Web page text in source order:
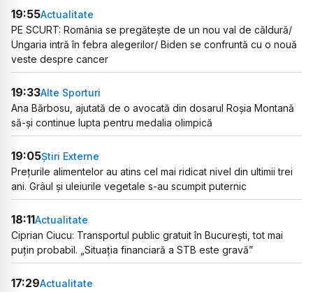
19:55Actualitate
PE SCURT: România se pregătește de un nou val de căldură/
Ungaria intră în febra alegerilor/ Biden se confruntă cu o nouă
veste despre cancer
19:33Alte Sporturi
Ana Bărbosu, ajutată de o avocată din dosarul Roșia Montană
să-și continue lupta pentru medalia olimpică
19:05Știri Externe
Prețurile alimentelor au atins cel mai ridicat nivel din ultimii trei
ani. Grâul și uleiurile vegetale s-au scumpit puternic
18:11Actualitate
Ciprian Ciucu: Transportul public gratuit în București, tot mai
puțin probabil. „Situația financiară a STB este gravă”
17:29Actualitate